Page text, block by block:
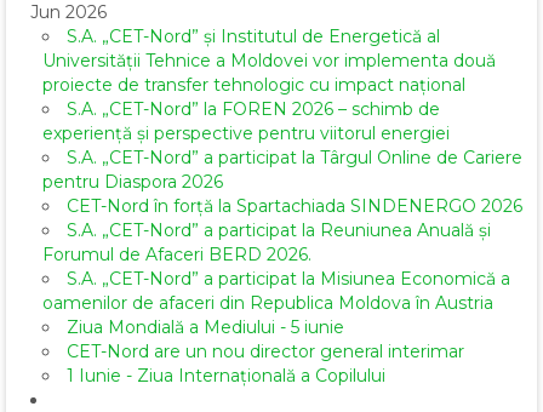
Jun 2026
S.A. „CET-Nord” și Institutul de Energetică al
Universității Tehnice a Moldovei vor implementa două
proiecte de transfer tehnologic cu impact național
S.A. „CET-Nord” la FOREN 2026 – schimb de
experiență și perspective pentru viitorul energiei
S.A. „CET-Nord” a participat la Târgul Online de Cariere
pentru Diaspora 2026
CET-Nord în forță la Spartachiada SINDENERGO 2026
S.A. „CET-Nord” a participat la Reuniunea Anuală și
Forumul de Afaceri BERD 2026.
S.A. „CET-Nord” a participat la Misiunea Economică a
oamenilor de afaceri din Republica Moldova în Austria
Ziua Mondială a Mediului - 5 iunie
CET-Nord are un nou director general interimar
1 Iunie - Ziua Internațională a Copilului